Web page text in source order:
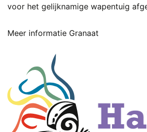
voor het gelijknamige wapentuig
Meer informatie Granaat